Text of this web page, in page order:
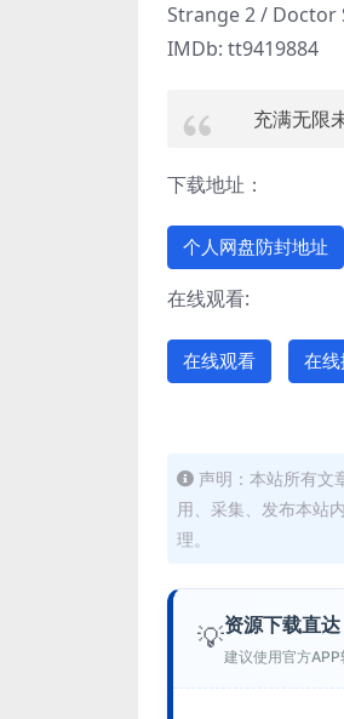
Strange 2 / Doctor
IMDb: tt9419884
充满无限
下载地址：
个人网盘防封地址
在线观看:
在线观看 在
声明：本站所有文
用、采集、发布本站
理。
💡资源下载直达
建议使用官方